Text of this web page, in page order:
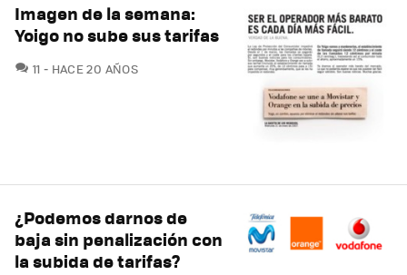
Imagen de la semana:
Yoigo no sube sus tarifas
11 COMENTARIOS
HACE 20 AÑOS
¿Podemos darnos de
baja sin penalización con
la subida de tarifas?